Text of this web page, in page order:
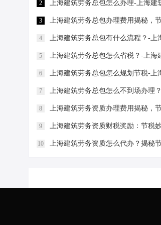
2 上海建筑劳务总包怎么办理-上海建
3 上海建筑劳务总包办理费用揭秘，
4 上海建筑劳务总包有什么流程？-
5 上海建筑劳务总包怎么省税？-上
6 上海建筑劳务总包怎么规划节税-
7 上海建筑劳务总包怎么不到场办理
8 上海建筑劳务资质办理费用揭秘，
9 上海建筑劳务资质财税奖励：节税
10 上海建筑劳务资质怎么代办？揭秘